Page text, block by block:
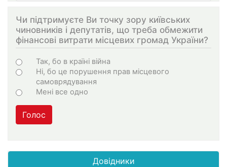
Чи підтримуєте Ви точку зору київських
чиновників і депутатів, що треба обмежити
фінансові витрати місцевих громад України?
Choices
Так, бо в країні війна
Ні, бо це порушення прав місцевого
самоврядування
Мені все одно
Голос
Довідники